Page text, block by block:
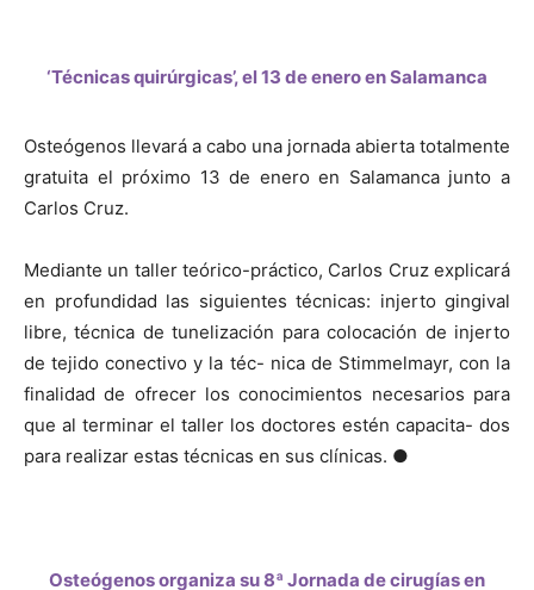
‘Técnicas quirúrgicas’, el 13 de enero en Salamanca
Osteógenos llevará a cabo una jornada abierta totalmente
gratuita el próximo 13 de enero en Salamanca junto a
Carlos Cruz.
Mediante un taller teórico-práctico, Carlos Cruz explicará
en profundidad las siguientes técnicas: injerto gingival
libre, técnica de tunelización para colocación de injerto
de tejido conectivo y la téc- nica de Stimmelmayr, con la
finalidad de ofrecer los conocimientos necesarios para
que al terminar el taller los doctores estén capacita- dos
para realizar estas técnicas en sus clínicas. ●
Osteógenos organiza su 8ª Jornada de cirugías en